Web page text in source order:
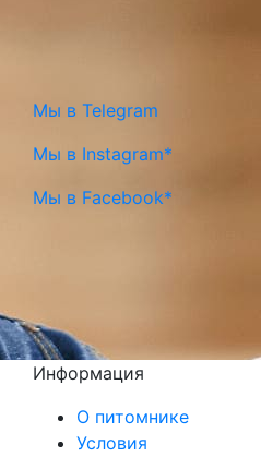
Мы в Telegram
Мы в Instagram*
Мы в Facebook*
Информация
О питомнике
Условия